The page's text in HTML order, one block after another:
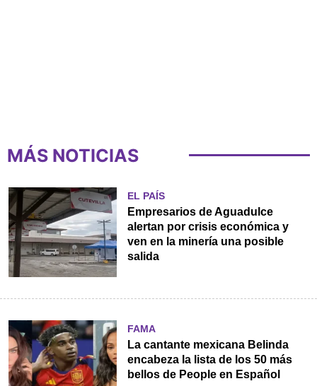
MÁS NOTICIAS
EL PAÍS
Empresarios de Aguadulce
alertan por crisis económica y
ven en la minería una posible
salida
FAMA
La cantante mexicana Belinda
encabeza la lista de los 50 más
bellos de People en Español